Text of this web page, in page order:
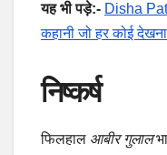
यह भी पड़े:- Disha
कहानी जो हर कोई
निष्कर्ष
फिलहाल आबीर गुलाल